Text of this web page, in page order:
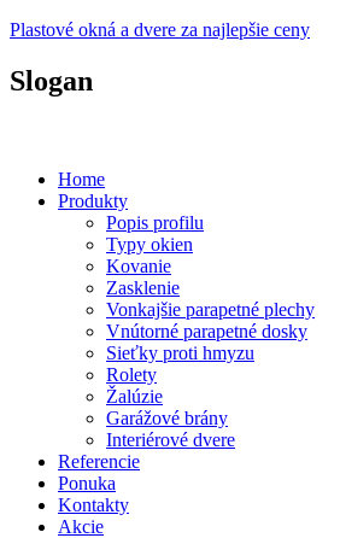
Plastové okná a dvere za najlepšie ceny
Slogan
Home
Produkty
Popis profilu
Typy okien
Kovanie
Zasklenie
Vonkajšie parapetné plechy
Vnútorné parapetné dosky
Sieťky proti hmyzu
Rolety
Žalúzie
Garážové brány
Interiérové dvere
Referencie
Ponuka
Kontakty
Akcie